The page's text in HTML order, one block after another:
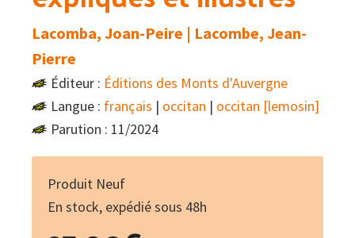
Lacomba, Joan-Peire | Lacombe, Jean-
Pierre
Éditeur : Éditions des Monts d'Auvergne
Langue : français | occitan | occitan [lemosin]
Parution : 11/2024
Produit Neuf
En stock, expédié sous 48h